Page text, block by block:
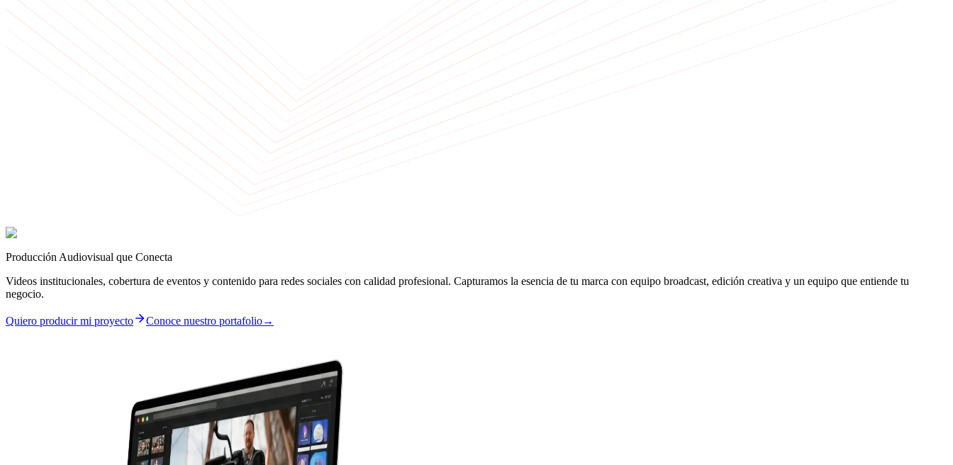
Producción Audiovisual que Conecta
Videos institucionales, cobertura de eventos y contenido para redes sociales con calidad profesional. Capturamos la esencia de tu marca con equipo broadcast, edición creativa y un equipo que entiende tu
negocio.
Quiero producir mi proyecto Conoce nuestro portafolio→